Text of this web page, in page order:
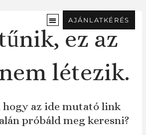
AJÁNLATKÉRÉS
ez az
létezik.
az ide mutató link
próbáld meg keresni?